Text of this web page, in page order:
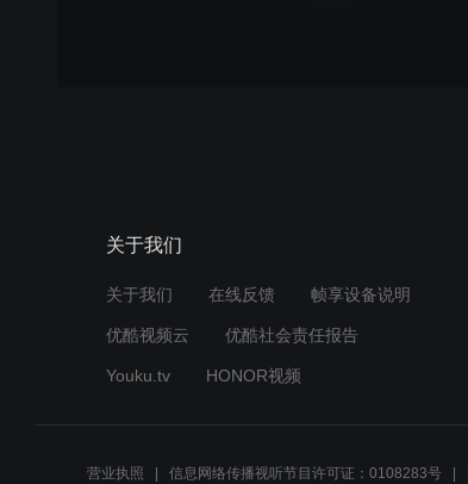
关于我们
关于我们 在线反馈 帧享设备说明
优酷视频云 优酷社会责任报告
Youku.tv HONOR视频
营业执照 信息网络传播视听节目许可证：0108283号